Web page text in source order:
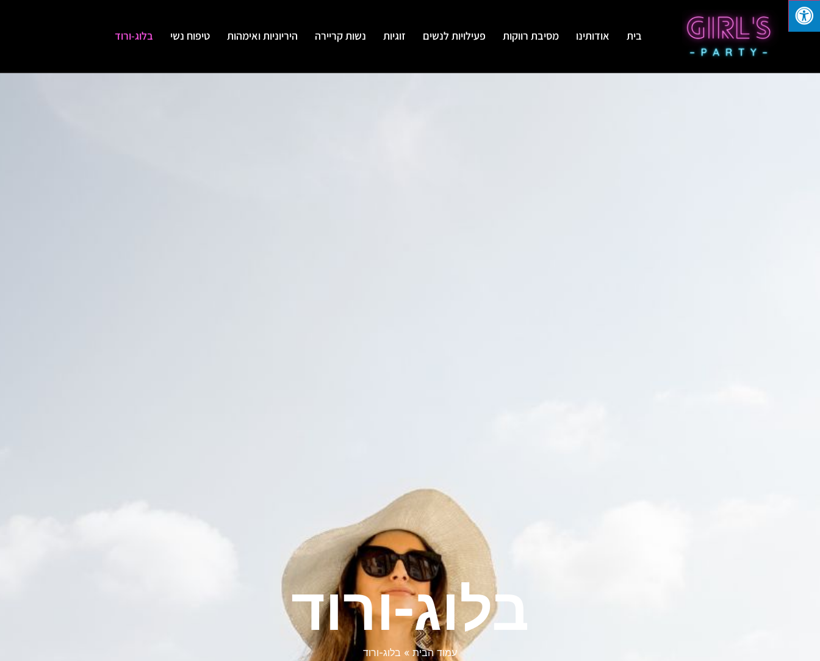
בית אודותינו מסיבת רווקות פעילויות לנשים זוגיות נשות קריירה היריוניות ואימהות טיפוח נשי בלוג-ורוד
בלוג-ורוד
עמוד הבית » בלוג-ורוד